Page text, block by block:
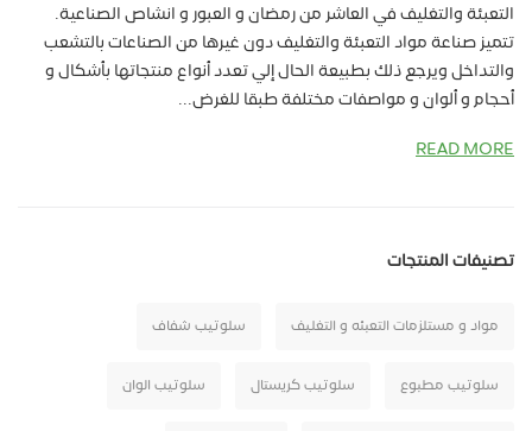
التعبئة والتغليف في العاشر من رمضان و العبور و انشاص الصناعية.
تتميز صناعة مواد التعبئة والتغليف دون غيرها من الصناعات بالتشعب
والتداخل ويرجع ذلك بطبيعة الحال إلي تعدد أنواع منتجاتها بأشكال و
أحجام و ألوان و مواصفات مختلفة طبقا للغرض...
READ MORE
تصنيفات المنتجات
مواد و مستلزمات التعبئه و التغليف سلوتيب شفاف
سلوتيب مطبوع سلوتيب كريستال سلوتيب الوان